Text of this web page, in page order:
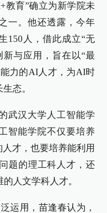
教育”确立为新学院未
一。他还透露，今年
150人，借此成立“无
与应用，旨在以“最
力的AI人才，为AI时
态。
武汉大学人工智能学
智能学院不仅要培养
才，也要培养能利用
题的理工科人才，还
人文学科人才。
运用，苗逢春认为，